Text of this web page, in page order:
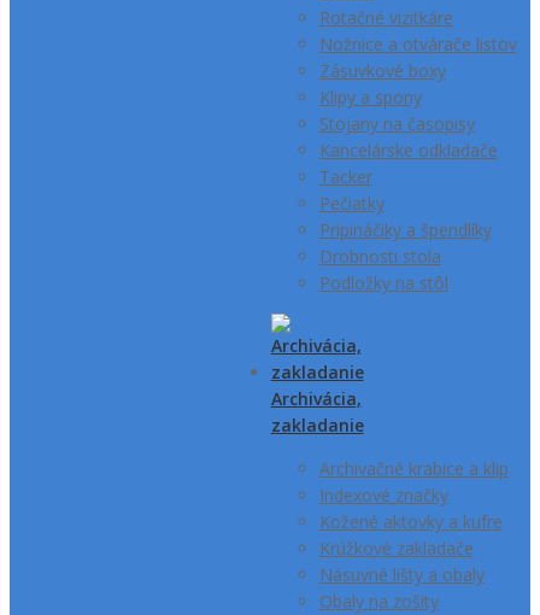
Rotačné vizitkáre
Nožnice a otvárače listov
Zásuvkové boxy
Klipy a spony
Stojany na časopisy
Kancelárske odkladače
Tacker
Pečiatky
Pripináčiky a špendlíky
Drobnosti stola
Podložky na stôl
Archivácia,
zakladanie
Archivačné krabice a klip
Indexové značky
Kožené aktovky a kufre
Krúžkové zakladače
Násuvné lišty a obaly
Obaly na zošity